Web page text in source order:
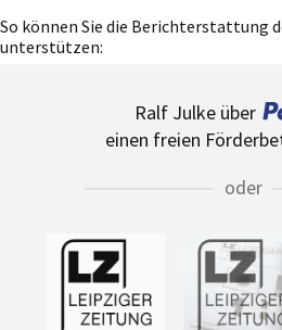
So können Sie die Berichterstattung
unterstützen:
Ralf Julke über
einen freien
oder